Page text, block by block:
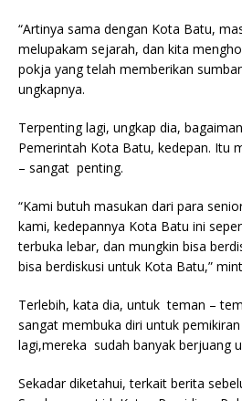
“Artinya sama dengan Kota Batu,
melupakam sejarah, dan kita
pokja yang telah memberikan
ungkapnya.
Terpenting lagi, ungkap dia,
Pemerintah Kota Batu, kedepan. Itu
– sangat penting.
“Kami butuh masukan dari para
kami, kedepannya Kota Batu ini
terbuka lebar, dan mungkin bisa
bisa berdiskusi untuk Kota Batu,”
Terlebih, kata dia, untuk teman –
sangat membuka diri untuk
lagi,mereka sudah banyak berjuang
Sekadar diketahui, terkait berita